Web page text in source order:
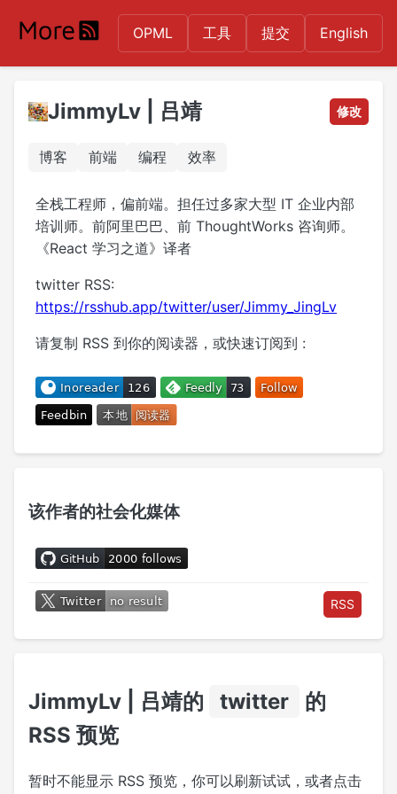
OPML 工具 提交 English
JimmyLv | 吕靖 修改
博客 前端 编程 效率
全栈工程师，偏前端。担任过多家大型 IT 企业内部
培训师。前阿里巴巴、前 ThoughtWorks 咨询师。
《React 学习之道》译者
twitter RSS:
https://rsshub.app/twitter/user/Jimmy_JingLv
请复制 RSS 到你的阅读器，或快速订阅到 :
JimmyLv | 吕靖的 twitter
的
RSS 预览
暂时不能显示 RSS 预览，你可以刷新试试，或者点击
该作者的社会化媒体
RSS